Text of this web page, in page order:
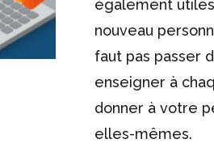
également
nouveau
faut pas passer
enseigner à
donner à votre
elles-mêmes.